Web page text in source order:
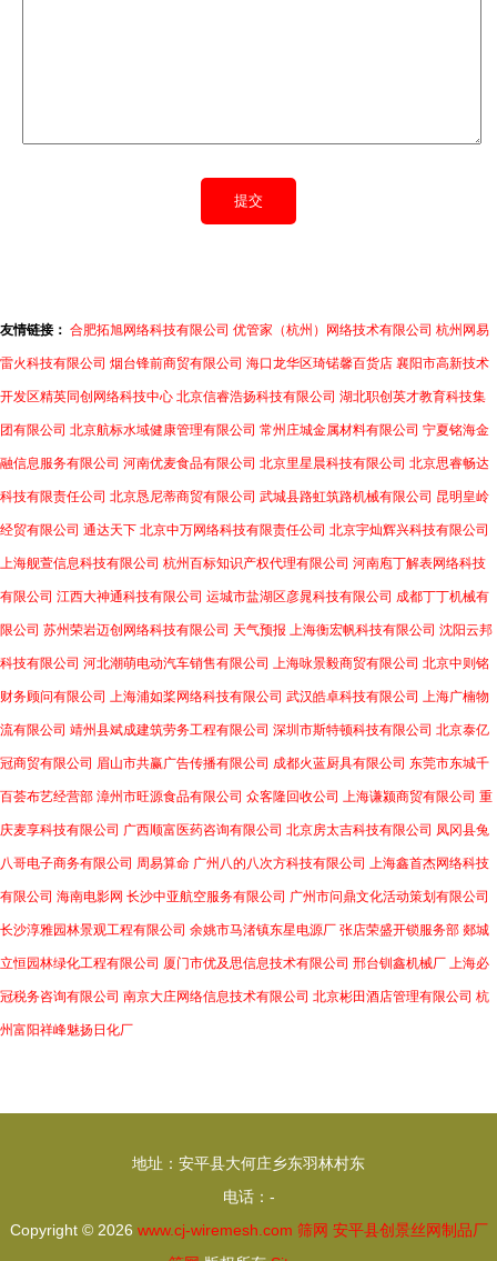
友情链接： 合肥拓旭网络科技有限公司 优管家（杭州）网络技术有限公司 杭州网易
雷火科技有限公司 烟台锋前商贸有限公司 海口龙华区琦锘馨百货店 襄阳市高新技术
开发区精英同创网络科技中心 北京信睿浩扬科技有限公司 湖北职创英才教育科技集
团有限公司 北京航标水域健康管理有限公司 常州庄城金属材料有限公司 宁夏铭海金
融信息服务有限公司 河南优麦食品有限公司 北京里星晨科技有限公司 北京思睿畅达
科技有限责任公司 北京恳尼蒂商贸有限公司 武城县路虹筑路机械有限公司 昆明皇岭
经贸有限公司 通达天下 北京中万网络科技有限责任公司 北京宇灿辉兴科技有限公司
上海舰萱信息科技有限公司 杭州百标知识产权代理有限公司 河南庖丁解表网络科技
有限公司 江西大神通科技有限公司 运城市盐湖区彦晁科技有限公司 成都丁丁机械有
限公司 苏州荣岩迈创网络科技有限公司 天气预报 上海衡宏帆科技有限公司 沈阳云邦
科技有限公司 河北潮萌电动汽车销售有限公司 上海咏景毅商贸有限公司 北京中则铭
财务顾问有限公司 上海浦如桨网络科技有限公司 武汉皓卓科技有限公司 上海广楠物
流有限公司 靖州县斌成建筑劳务工程有限公司 深圳市斯特顿科技有限公司 北京泰亿
冠商贸有限公司 眉山市共赢广告传播有限公司 成都火蓝厨具有限公司 东莞市东城千
百荟布艺经营部 漳州市旺源食品有限公司 众客隆回收公司 上海谦颍商贸有限公司 重
庆麦享科技有限公司 广西顺富医药咨询有限公司 北京房太吉科技有限公司 凤冈县兔
八哥电子商务有限公司 周易算命 广州八的八次方科技有限公司 上海鑫首杰网络科技
有限公司 海南电影网 长沙中亚航空服务有限公司 广州市问鼎文化活动策划有限公司
长沙淳雅园林景观工程有限公司 余姚市马渚镇东星电源厂 张店荣盛开锁服务部 郯城
立恒园林绿化工程有限公司 厦门市优及思信息技术有限公司 邢台钏鑫机械厂 上海必
冠税务咨询有限公司 南京大庄网络信息技术有限公司 北京彬田酒店管理有限公司 杭
州富阳祥峰魅扬日化厂
地址：安平县大何庄乡东羽林村东
电话：-
Copyright © 2026 www.cj-wiremesh.com 筛网 安平县创景丝网制品厂